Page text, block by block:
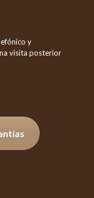
y
visita posterior